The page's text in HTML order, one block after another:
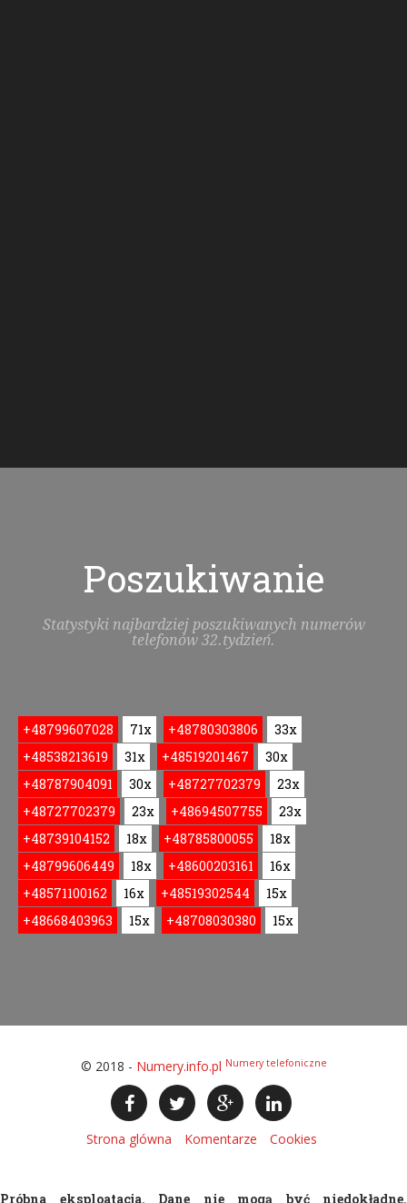
Poszukiwanie
Statystyki najbardziej poszukiwanych numerów
telefonów 32.tydzień.
+48799607028 71x +48780303806
33x
+48538213619
31x +48519201467
30x
+48787904091
30x +48727702379
23x
+48727702379
23x +48694507755
23x
+48739104152
18x +48785800055
18x
+48799606449
18x +48600203161
16x
+48571100162
16x +48519302544
15x
+48668403963
15x +48708030380 15x
© 2018 - Numery.info.pl Numery telefoniczne
Strona glówna Komentarze Cookies
Próbna eksploatacja. Dane nie mogą być niedokładne.